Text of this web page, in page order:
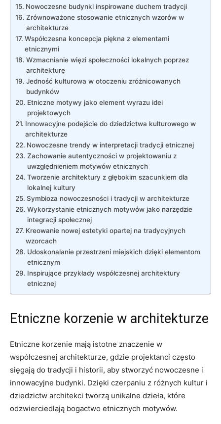
Nowoczesne budynki inspirowane duchem tradycji
Zrównoważone stosowanie etnicznych wzorów w
⁢architekturze
Współczesna koncepcja piękna z elementami
⁢etnicznymi
Wzmacnianie⁢ więzi społeczności lokalnych poprzez
architekturę
Jedność kulturowa w otoczeniu zróżnicowanych
budynków
Etniczne motywy jako⁤ element wyrazu idei
projektowych
Innowacyjne podejście do dziedzictwa kulturowego w
architekturze
Nowoczesne trendy⁣ w⁢ interpretacji tradycji etnicznej
Zachowanie autentyczności w projektowaniu z⁢
uwzględnieniem ‍motywów etnicznych
Tworzenie architektury z głębokim szacunkiem dla ​
lokalnej kultury
Symbioza nowoczesności i tradycji w architekturze
Wykorzystanie⁢ etnicznych ​motywów jako narzędzie
integracji‌ społecznej
Kreowanie nowej estetyki opartej na tradycyjnych
wzorcach
Udoskonalanie przestrzeni miejskich dzięki elementom
etnicznym
Inspirujące przykłady współczesnej architektury ​
etnicznej
Etniczne korzenie w architekturze
Etniczne korzenie mają istotne⁤ znaczenie ​w
współczesnej architekturze, gdzie projektanci często
sięgają do tradycji i historii, aby stworzyć nowoczesne i
⁣innowacyjne budynki.‍ Dzięki czerpaniu ⁢z różnych kultur i
⁤dziedzictw architekci tworzą ⁤unikalne ⁢dzieła, które
odzwierciedlają bogactwo etnicznych motywów.